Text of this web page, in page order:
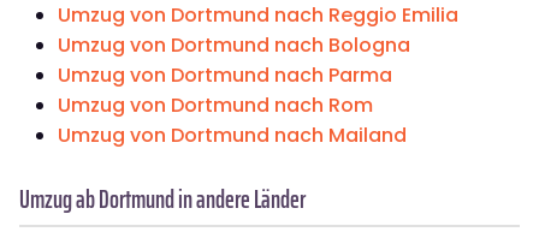
Umzug von Dortmund nach Reggio Emilia
Umzug von Dortmund nach Bologna
Umzug von Dortmund nach Parma
Umzug von Dortmund nach Rom
Umzug von Dortmund nach Mailand
Umzug ab Dortmund in andere Länder